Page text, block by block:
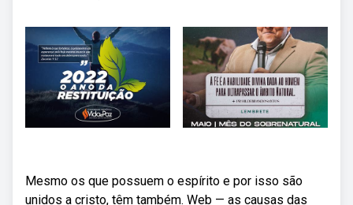
Mesmo os que possuem o espírito e por isso são
unidos a cristo, têm também. Web — as causas das